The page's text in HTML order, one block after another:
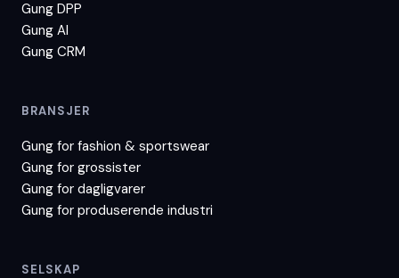
Gung DPP
Gung AI
Gung CRM
BRANSJER
Gung for fashion & sportswear
Gung for grossister
Gung for dagligvarer
Gung for produserende industri
SELSKAP